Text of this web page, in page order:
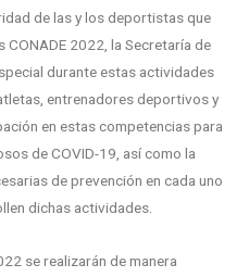
de las y los deportistas que
2022, la Secretaría de
durante estas actividades
entrenadores deportivos y
en estas competencias para
de COVID-19, así como la
de prevención en cada uno
dichas actividades.
se realizarán de manera